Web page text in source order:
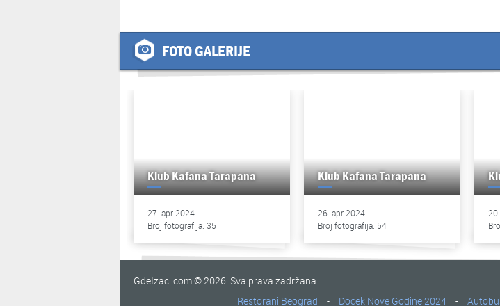
FOTO GALERIJE
Klub Kafana Tarapana
27. apr 2024.
Broj fotografija: 35
Klub Kafana Tarapana
26. apr 2024.
Broj fotografija: 54
GdeIzaci.com © 2026. Sva prava zadržana
Restorani Beograd
- Docek Nove Godine 2024 -